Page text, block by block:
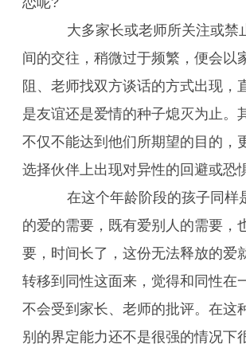
大多家长或老师所关注或禁
间的交往，稍微过于频繁，便会以
阻、老师找双方谈话的方式出现，
是友谊还是爱情的种子熄灭为止。
不仅不能达到他们所期望的目的，
选择伙伴上出现对异性的回避或恐
在这个年龄阶段的孩子同样
的爱的需要，既有爱别人的需要，
要，时间长了，这份无法释放的爱
转移到同性这面来，觉得和同性在
不会受到家长、老师的批评。在这
别的界定能力还不是很强的情况下